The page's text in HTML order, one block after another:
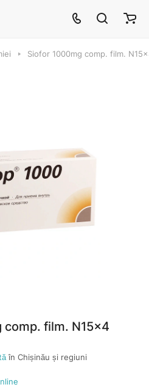
Siofor 1000mg comp. film.
comp. film. N15x4
în Chișinău și regiuni